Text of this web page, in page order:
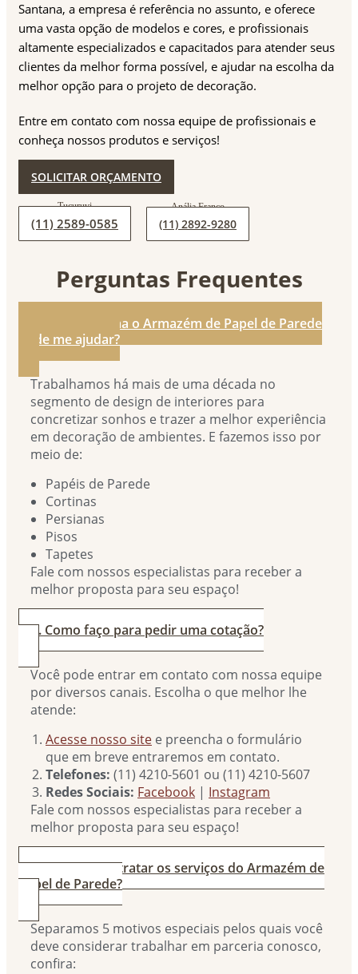
Santana, a empresa é referência no assunto, e oferece
uma vasta opção de modelos e cores, e profissionais
altamente especializados e capacitados para atender seus
clientes da melhor forma possível, e ajudar na escolha da
melhor opção para o projeto de decoração.
Entre em contato com nossa equipe de profissionais e
conheça nossos produtos e serviços!
SOLICITAR ORÇAMENTO
(11) 2589-0585 (11) 2892-9280
Perguntas Frequentes
1. De que forma o Armazém de Papel de Parede
pode me ajudar?
Trabalhamos há mais de uma década no
segmento de design de interiores para
concretizar sonhos e trazer a melhor experiência
em decoração de ambientes. E fazemos isso por
meio de:
Papéis de Parede
Cortinas
Persianas
Pisos
Tapetes
Fale com nossos especialistas para receber a
melhor proposta para seu espaço!
2. Como faço para pedir uma cotação?
Você pode entrar em contato com nossa equipe
por diversos canais. Escolha o que melhor lhe
atende:
Acesse nosso site e preencha o formulário
que em breve entraremos em contato.
Telefones: (11) 4210-5601 ou (11) 4210-5607
Redes Sociais: Facebook | Instagram
Fale com nossos especialistas para receber a
melhor proposta para seu espaço!
3. Por que contratar os serviços do Armazém de
Papel de Parede?
Separamos 5 motivos especiais pelos quais você
deve considerar trabalhar em parceria conosco,
confira: